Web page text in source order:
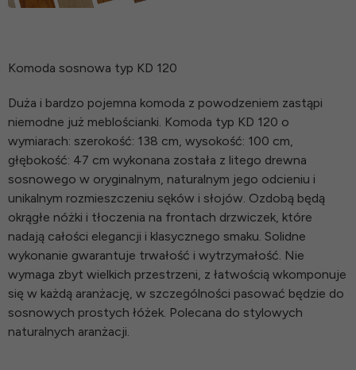
Komoda sosnowa typ KD 120
Duża i bardzo pojemna komoda z powodzeniem zastąpi
niemodne już meblościanki. Komoda typ KD 120 o
wymiarach: szerokość: 138 cm, wysokość: 100 cm,
głębokość: 47 cm wykonana została z litego drewna
sosnowego w oryginalnym, naturalnym jego odcieniu i
unikalnym rozmieszczeniu sęków i słojów. Ozdobą będą
okrągłe nóżki i tłoczenia na frontach drzwiczek, które
nadają całości elegancji i klasycznego smaku. Solidne
wykonanie gwarantuje trwałość i wytrzymałość. Nie
wymaga zbyt wielkich przestrzeni, z łatwością wkomponuje
się w każdą aranżację, w szczególności pasować będzie do
sosnowych prostych łóżek. Polecana do stylowych
naturalnych aranżacji.